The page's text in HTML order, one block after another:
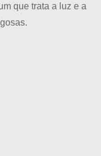
que trata a luz e a